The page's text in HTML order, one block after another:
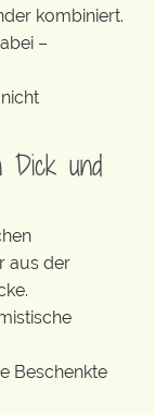
kombiniert.
–
Dick und
aus der
Beschenkte